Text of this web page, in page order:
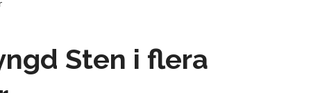
Sten i flera